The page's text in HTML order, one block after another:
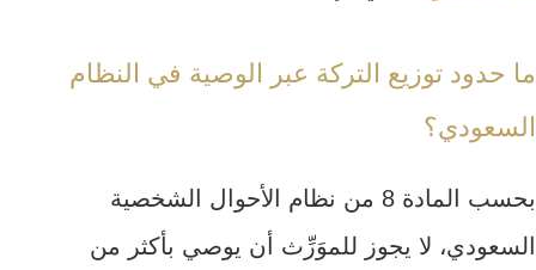
ما حدود توزيع التركة عبر الوصية في النظام
السعودي؟
بحسب المادة 8 من نظام الأحوال الشخصية
السعودي، لا يجوز للموَرِّث أن يوصي بأكثر من